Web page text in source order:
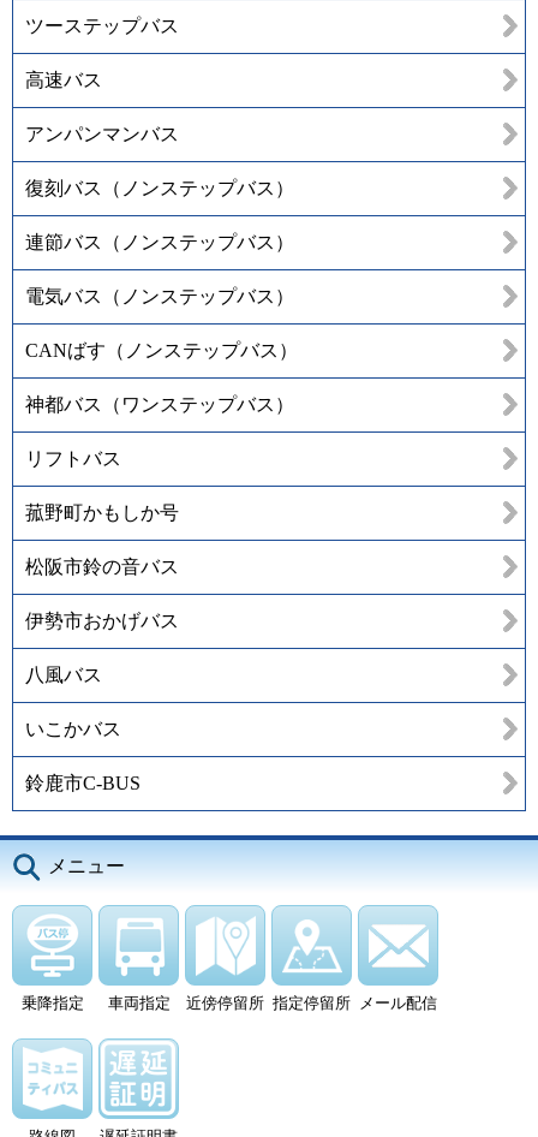
ツーステップバス
高速バス
アンパンマンバス
復刻バス（ノンステップバス）
連節バス（ノンステップバス）
電気バス（ノンステップバス）
CANばす（ノンステップバス）
神都バス（ワンステップバス）
リフトバス
菰野町かもしか号
松阪市鈴の音バス
伊勢市おかげバス
八風バス
いこかバス
鈴鹿市C-BUS
メニュー
乗降指定 車両指定 近傍停留所 指定停留所 メール配信